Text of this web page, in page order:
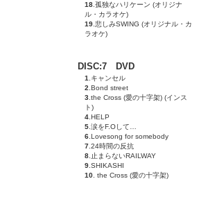
18 .孤独なハリケーン (オリジナ
ル・カラオケ)
19 .悲しみSWING (オリジナル・カ
ラオケ)
DISC:7 DVD
1 .キャンセル
2 .Bond street
3 .the Cross (愛の十字架) (インス
ト)
4 .HELP
5 .涙をF.Oして…
6 .Lovesong for somebody
7 .24時間の反抗
8 .止まらないRAILWAY
9 .SHIKASHI
10 . the Cross (愛の十字架)